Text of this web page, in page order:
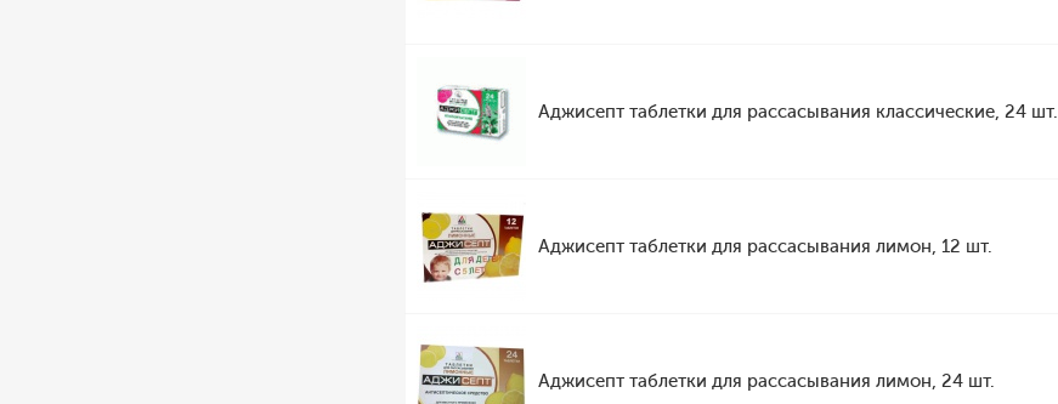
Аджисепт таблетки для рассасывания классические, 24 шт.
Аджисепт таблетки для рассасывания лимон, 12 шт.
Аджисепт таблетки для рассасывания лимон, 24 шт.